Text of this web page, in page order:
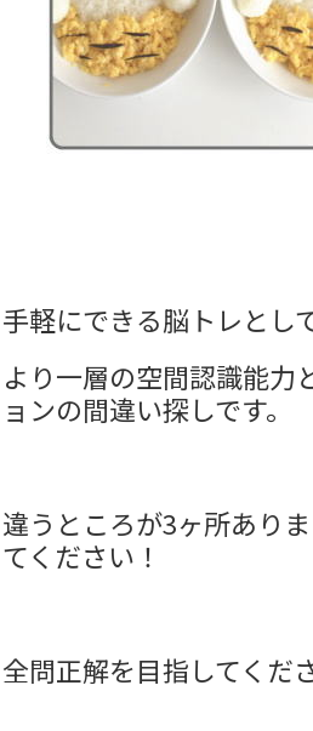
手軽にできる脳トレとし
より一層の空間認識能力
ョンの間違い探しです。
違うところが3ヶ所あり
てください！
全問正解を目指してくだ